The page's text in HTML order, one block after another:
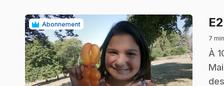
Abonnement E2
7 min
.
À